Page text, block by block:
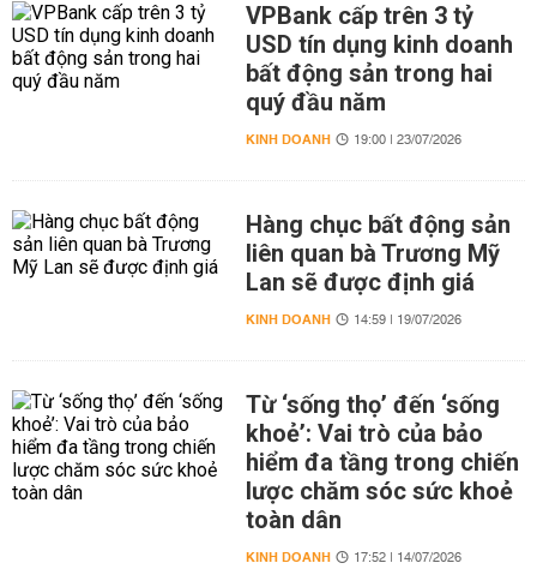
VPBank cấp trên 3 tỷ
USD tín dụng kinh doanh
bất động sản trong hai
quý đầu năm
KINH DOANH 19:00 | 23/07/2026
Hàng chục bất động sản
liên quan bà Trương Mỹ
Lan sẽ được định giá
KINH DOANH 14:59 | 19/07/2026
Từ ‘sống thọ’ đến ‘sống
khoẻ’: Vai trò của bảo
hiểm đa tầng trong chiến
lược chăm sóc sức khoẻ
toàn dân
KINH DOANH 17:52 | 14/07/2026